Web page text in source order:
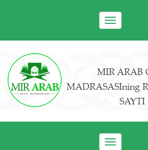
Toggle
navigation
MIR ARAB
MADRASASIning
SAYTI
Toggle